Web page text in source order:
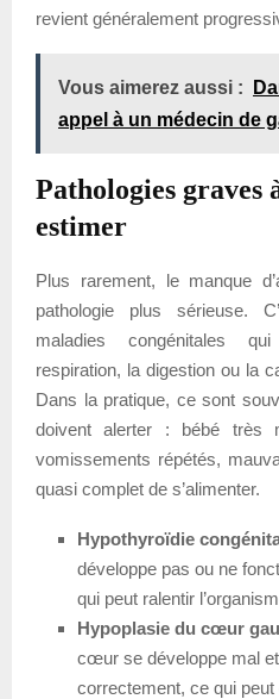
revient généralement
Vous aimerez aussi :
appel à un médecin de
Pathologies graves
estimer
Plus rarement, le manque
pathologie plus sérieuse.
maladies congénitales
respiration, la digestion ou la
Dans la pratique, ce sont
doivent alerter : bébé très
vomissements répétés,
quasi complet de s’alimenter.
Hypothyroïdie
développe pas ou ne
qui peut ralentir
Hypoplasie du cœur
cœur se développe mal
correctement, ce qui